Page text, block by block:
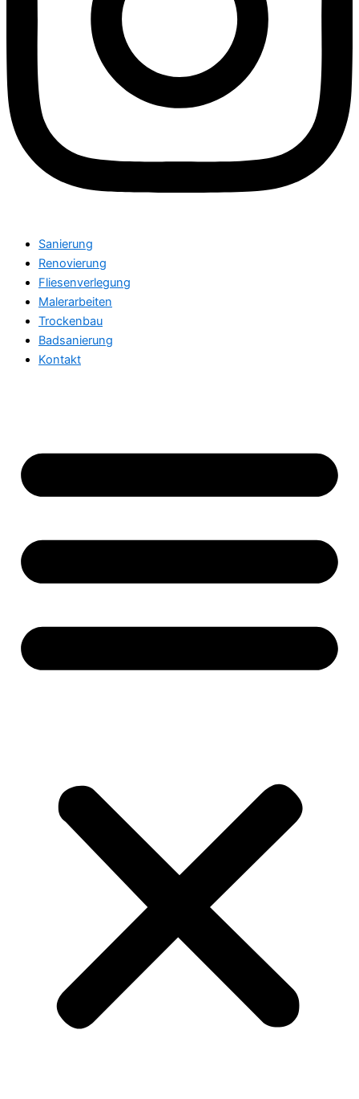
Sanierung
Renovierung
Fliesenverlegung
Malerarbeiten
Trockenbau
Badsanierung
Kontakt